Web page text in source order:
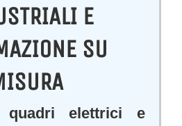
E
SU
quadri elettrici e